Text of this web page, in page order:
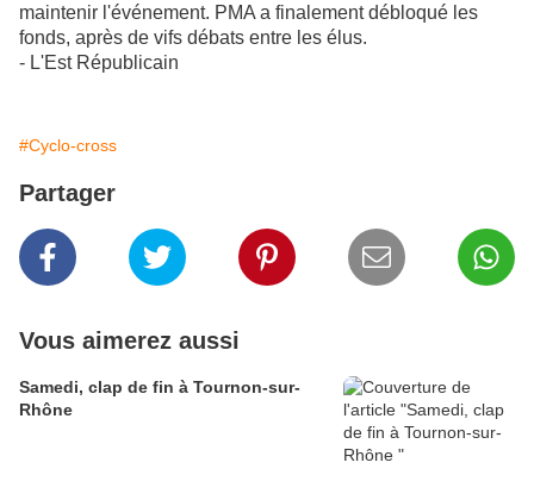
maintenir l'événement. PMA a finalement débloqué les
fonds, après de vifs débats entre les élus.
- L'Est Républicain
#Cyclo-cross
Partager
Vous aimerez aussi
Samedi, clap de fin à Tournon-sur-
Rhône